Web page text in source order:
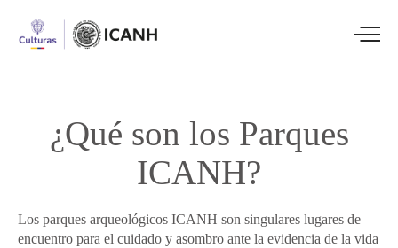
¿Qué son los Parques
ICANH?
Los parques arqueológicos ICANH son singulares lugares de
encuentro para el cuidado y asombro ante la evidencia de la vida